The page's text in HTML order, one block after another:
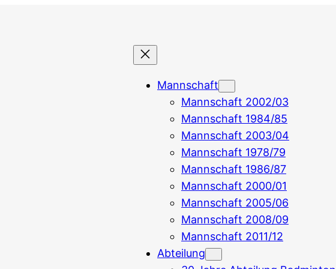
Mannschaft
Mannschaft 2002/03
Mannschaft 1984/85
Mannschaft 2003/04
Mannschaft 1978/79
Mannschaft 1986/87
Mannschaft 2000/01
Mannschaft 2005/06
Mannschaft 2008/09
Mannschaft 2011/12
Abteilung